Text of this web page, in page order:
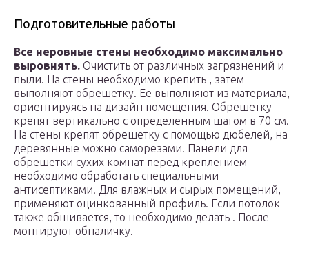
Подготовительные работы
Все неровные стены необходимо максимально
выровнять. Очистить от различных загрязнений и
пыли. На стены необходимо крепить , затем
выполняют обрешетку. Ее выполняют из материала,
ориентируясь на дизайн помещения. Обрешетку
крепят вертикально с определенным шагом в 70 см.
На стены крепят обрешетку с помощью дюбелей, на
деревянные можно саморезами. Панели для
обрешетки сухих комнат перед креплением
необходимо обработать специальными
антисептиками. Для влажных и сырых помещений,
применяют оцинкованный профиль. Если потолок
также обшивается, то необходимо делать . После
монтируют обналичку.